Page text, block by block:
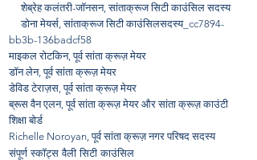
शेब्रेह कलंतरी-जॉनसन, सांताक्रूज सिटी काउंसिल सदस्य
डोना मेयर्स, सांताक्रूज सिटी काउंसिलसदस्य_cc7894-
bb3b-136badcf58
माइकल रोटकिन, पूर्व सांता क्रूज़ मेयर
डॉन लेन, पूर्व सांता क्रूज़ मेयर
डेविड टेराज़स, पूर्व सांता क्रूज़ मेयर
ब्रूस वैन एलन, पूर्व सांता क्रूज़ मेयर और सांता क्रूज़ काउंटी
शिक्षा बोर्ड
Richelle Noroyan, पूर्व सांता क्रूज़ नगर परिषद सदस्य
संपूर्ण स्कॉट्स वैली सिटी काउंसिल